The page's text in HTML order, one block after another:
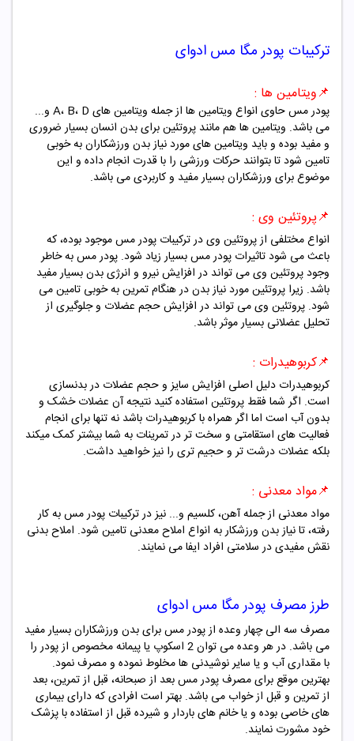
ترکیبات پودر مگا مس ادوای
📌ویتامین ها :
پودرمس
حاوی انواع ویتامین ها از جمله ویتامین های A، B، D و...
می باشد. ویتامین ها هم مانند پروتئین برای بدن انسان بسیار ضروری
و مفید بوده و باید ویتامین های مورد نیاز بدن ورزشکاران به خوبی
تامین شود تا بتوانند حرکات ورزشی را با قدرت انجام داده و این
موضوع برای ورزشکاران بسیار مفید و کاربردی می باشد.
📌پروتئین وی :
انواع مختلفی از پروتئین وی در ترکیبات پودرمسموجود بوده، که
باعث می شود تاثیرات پودرمسبسیار زیاد شود. پودرمسبه خاطر
وجود پروتئین وی می تواند در افزایش نیرو و انرژی بدن بسیار مفید
باشد. زیرا پروتئین مورد نیاز بدن در هنگام تمرین به خوبی تامین می
شود. پروتئین وی می تواند در افزایش حجم عضلات و جلوگیری از
تحلیل عضلانی بسیار موثر باشد.
📌کربوهیدرات :
کربوهیدرات دلیل اصلی افزایش سایز و حجم عضلات در بدنسازی
است. اگر شما فقط پروتئین استفاده کنید نتیجه آن عضلات خشک و
بدون آب است اما اگر همراه با کربوهیدرات باشد نه تنها برای انجام
فعالیت های استقامتی و سخت تر در تمرینات به شما بیشتر کمک میکند
بلکه عضلات درشت تر و حجیم تری را نیز خواهید داشت.
📌مواد معدنی :
مواد معدنی از جمله آهن، کلسیم و... نیز در ترکیبات پودرمسبه کار
رفته، تا نیاز بدن ورزشکار به انواع املاح معدنی تامین شود. املاح بدنی
نقش مفیدی در سلامتی افراد ایفا می نمایند.
طرز مصرف پودر مگا مس ادوای
مصرف سه الی چهار وعده از پودرمسبرای بدن ورزشکاران بسیار مفید
می باشد. در هر وعده می توان 2 اسکوپ یا پیمانه مخصوص از پودر را
با مقداری آب و یا سایر نوشیدنی ها مخلوط نموده و مصرف نمود.
بهترین موقع برای مصرف پودرمسبعد از صبحانه، قبل از تمرین، بعد
از تمرین و قبل از خواب می باشد. بهتر است افرادی که دارای بیماری
های خاصی بوده و یا خانم های باردار و شیرده قبل از استفاده با پزشک
خود مشورت نمایند.